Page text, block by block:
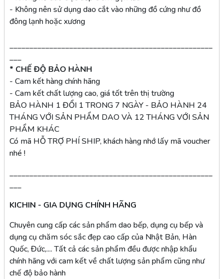
- Không nên sử dụng dao cắt vào những đồ cứng như đồ
đông lạnh hoặc xương
___________________________________________________
___
* CHẾ ĐỘ BẢO HÀNH
- Cam kết hàng chính hãng
- Cam kết chất lượng cao, giá tốt trên thị trường
BẢO HÀNH 1 ĐỔI 1 TRONG 7 NGÀY - BẢO HÀNH 24
THÁNG VỚI SẢN PHẨM DAO VÀ 12 THÁNG VỚI SẢN
PHẨM KHÁC
Có mã HỖ TRỢ PHÍ SHIP, khách hàng nhớ lấy mã voucher
nhé !
___________________________________________________
___
KICHIN - GIA DỤNG CHÍNH HÃNG
Chuyên cung cấp các sản phẩm dao bếp, dụng cụ bếp và
dụng cụ chăm sóc sắc đẹp cao cấp của Nhật Bản, Hàn
Quốc, Đức,.... Tất cả các sản phẩm đều được nhập khẩu
chính hãng với cam kết về chất lượng sản phẩm cũng như
chế độ bảo hành